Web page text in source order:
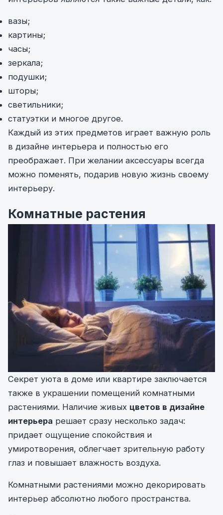
вазы;
картины;
часы;
зеркала;
подушки;
шторы;
светильники;
статуэтки и многое другое.
Каждый из этих предметов играет важную роль
в дизайне интерьера и полностью его
преображает. При желании аксессуары всегда
можно поменять, подарив новую жизнь своему
интерьеру.
Комнатные растения
Секрет уюта в доме или квартире заключается
также в украшении помещений комнатными
растениями. Наличие живых цветов в дизайне
интерьера решает сразу несколько задач:
придает ощущение спокойствия и
умиротворения, облегчает зрительную работу
глаз и повышает влажность воздуха.
Комнатными растениями можно декорировать
интерьер абсолютно любого пространства.